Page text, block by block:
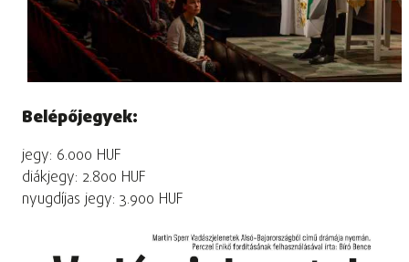
Belépőjegyek:
jegy: 6.000 HUF
diákjegy: 2.800 HUF
nyugdíjas jegy: 3.900 HUF